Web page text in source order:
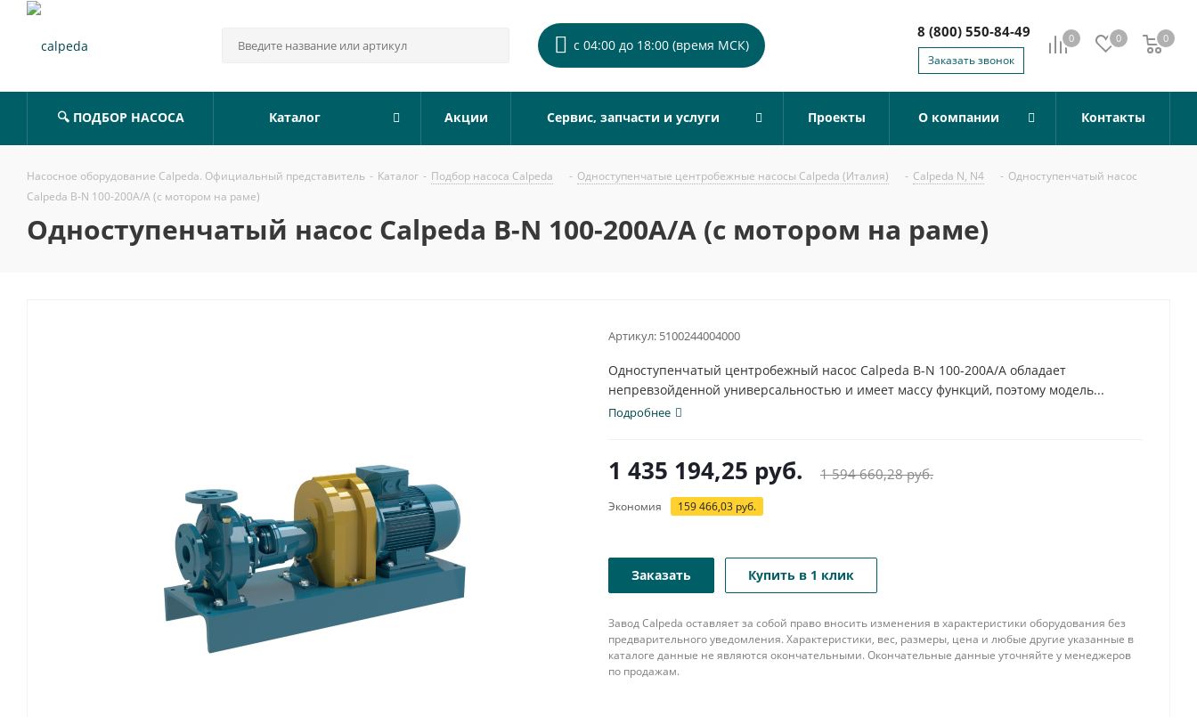
с 04:00 до 18:00 (время МСК) 0 0 0
0
8 (800) 550-84-49
Заказать звонок
🔍 ПОДБОР НАСОСА Каталог Акции Сервис, запчасти и услуги Проекты О компании Контакты
Насосное оборудование Calpeda. Официальный представитель - Каталог - Подбор насоса Calpeda - Одноступенчатые центробежные насосы Calpeda (Италия) - Calpeda N, N4 - Одноступенчатый насос
Calpeda B-N 100-200A/A (с мотором на раме)
Одноступенчатый насос Calpeda B-N 100-200A/A (с мотором на раме)
Артикул: 5100244004000
Одноступенчатый центробежный насос Calpeda B-N 100-200A/A обладает
непревзойденной универсальностью и имеет массу функций, поэтому модель...
Подробнее
1 435 194,25 руб. 1 594 660,28руб.
Экономия 159 466,03 руб.
Заказать Купить в 1 клик
Завод Calpeda оставляет за собой право вносить изменения в характеристики оборудования без
предварительного уведомления. Характеристики, вес, размеры, цена и любые другие указанные в
каталоге данные не являются окончательными. Окончательные данные уточняйте у менеджеров
по продажам.